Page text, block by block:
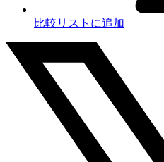
比較リストに追加